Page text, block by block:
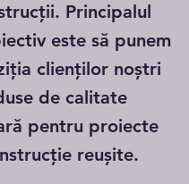
Principalul
este să punem
clienților noștri
de calitate
pentru proiecte
reușite.